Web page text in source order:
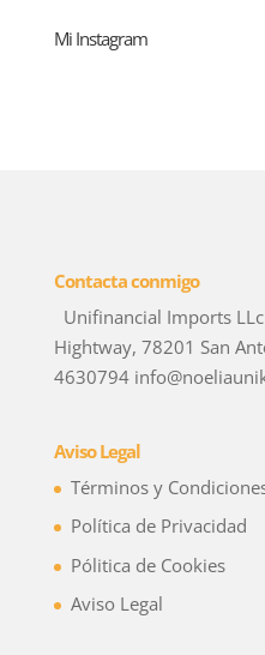
Mi Instagram
Contacta conmigo
Unifinancial Imports
Hightway, 78201 San
4630794
Aviso Legal
Términos y
Política de Privacidad
Pólitica de Cookies
Aviso Legal